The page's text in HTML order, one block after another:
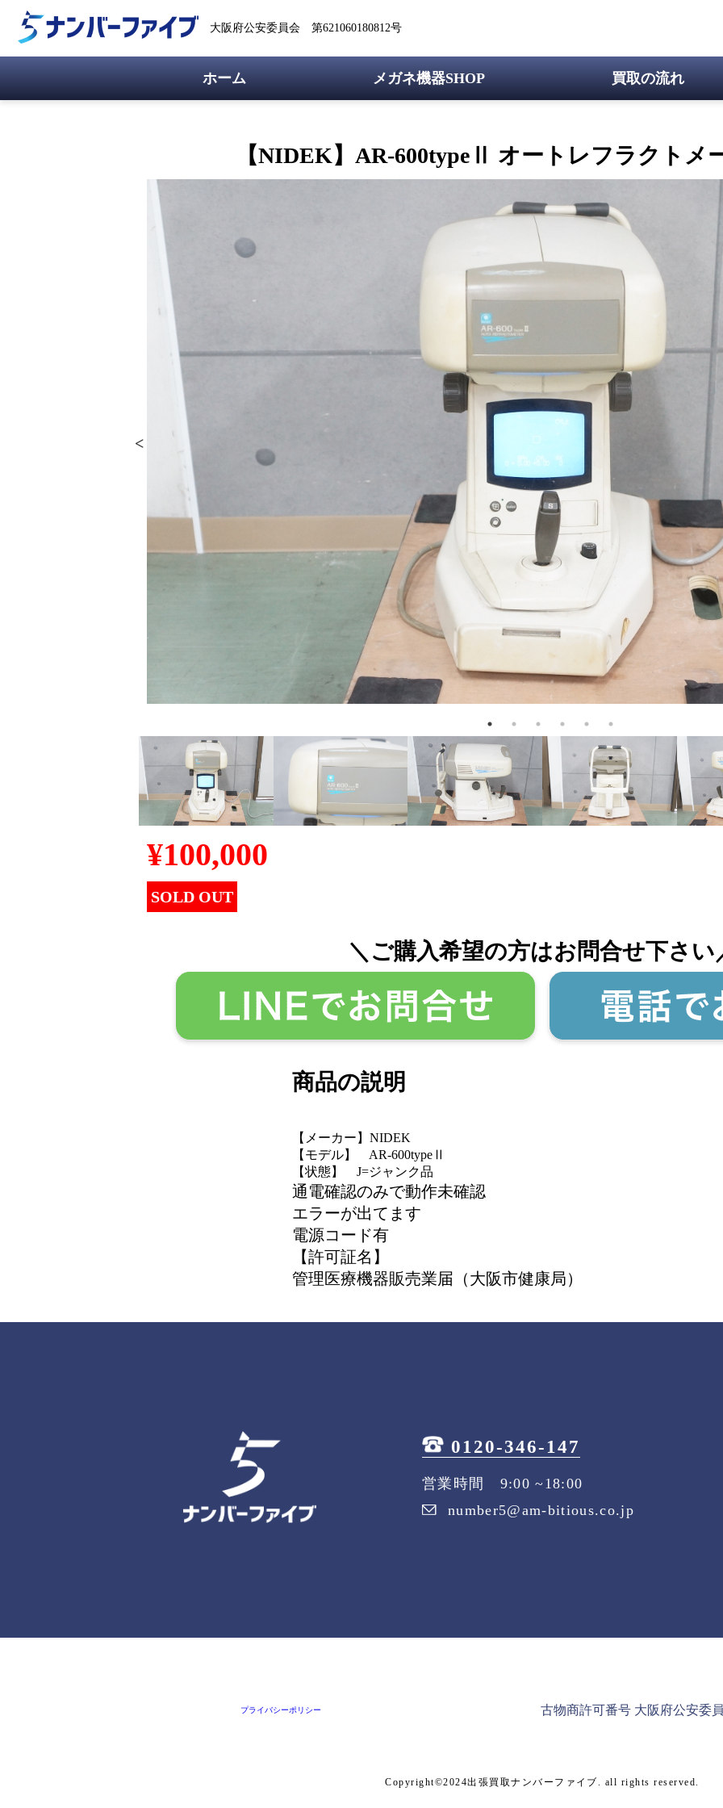
大阪府公安委員会 第621060180812号
ホーム メガネ機器SHOP 買取の流れ
【NIDEK】AR-600typeⅡ オートレフラクトメ
¥100,000
SOLD OUT
＼ご購入希望の方はお問合せ下さい
商品の説明
【メーカー】NIDEK
【モデル】 AR-600typeⅡ
【状態】 J=ジャンク品
通電確認のみで動作未確認
エラーが出てます
電源コード有
【許可証名】
管理医療機器販売業届（大阪市健康局）
0120-346-147
営業時間 9:00 ~18:00
number5@am-bitious.co.jp
プライバシーポリシー 古物商許可番号 大阪府公安委
Copyright©2024出張買取ナンバーファイブ. all rights reserved.